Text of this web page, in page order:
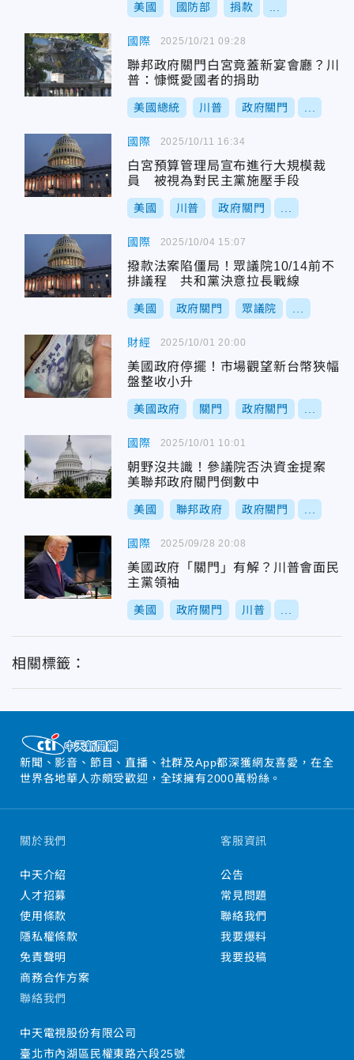
美國 國防部 捐款
國際
聯邦政府關門白宮竟蓋新宴會廳？川
普：慷慨愛國者的捐助
美國總統 川普 政府關門
2025/10/21 09:28
國際
白宮預算管理局宣布進行大規模裁
員 被視為對民主黨施壓手段
美國 川普 政府關門
2025/10/11 16:34
國際
撥款法案陷僵局！眾議院10/14前不
排議程 共和黨決意拉長戰線
美國 政府關門 眾議院
2025/10/04 15:07
財經
美國政府停擺！市場觀望新台幣狹幅
盤整收小升
美國政府 關門 政府關門
2025/10/01 20:00
國際
朝野沒共識！參議院否決資金提案
美聯邦政府關門倒數中
美國 聯邦政府 政府關門
2025/10/01 10:01
國際
美國政府「關門」有解？川普會面民
主黨領袖
美國 政府關門 川普
2025/09/28 20:08
相關標籤：
新聞、影音、節目、直播、社群及App都深獲網友喜愛，在全
世界各地華人亦頗受歡迎，全球擁有2000萬粉絲。
關於我們
中天介紹
人才招募
使用條款
隱私權條款
免責聲明
商務合作方案
客服資訊
公告
常見問題
聯絡我們
我要爆料
我要投稿
聯絡我們
中天電視股份有限公司
臺北市內湖區民權東路六段25號